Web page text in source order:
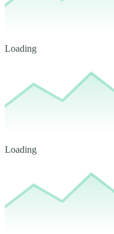
Loading
Loading